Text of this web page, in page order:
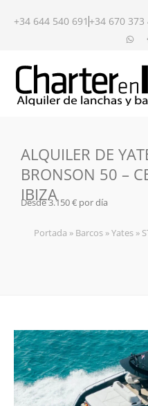
+34 644 540 691 +34 670 373
ALQUILER DE
BRONSON 50 –
IBIZA
Desde 3.150 € por día
Portada » Barcos »Yates »